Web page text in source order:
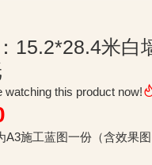
15.2*28.4米白
watching this product now!
A3施工蓝图一份（含效果